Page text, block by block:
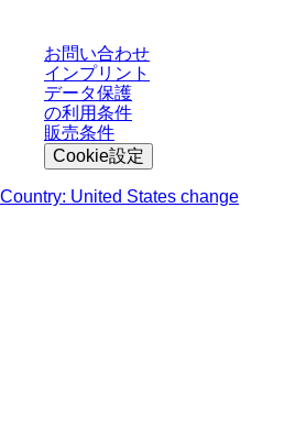
お問い合わせ
インプリント
データ保護
の利用条件
販売条件
Cookie設定
Country: United States change